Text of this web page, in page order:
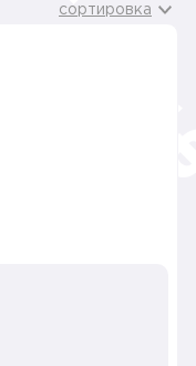
сортировка